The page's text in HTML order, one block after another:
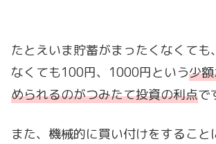
たとえいま貯蓄がまったくなくても
なくても100円、1000円という少
められるのがつみたて投資の利点で
また、機械的に買い付けをすること